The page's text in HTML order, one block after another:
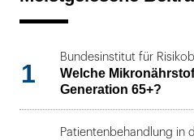
1
Bundesinstitut für
Welche
Generation 65+?
Patientenbehandlung in